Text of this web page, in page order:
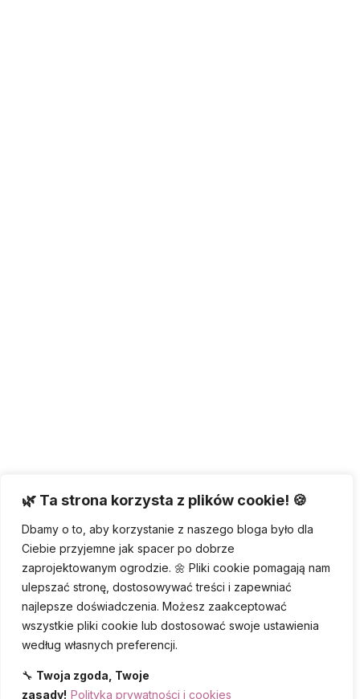
🌿 Ta strona korzysta z plików cookie! 🍪
Dbamy o to, aby korzystanie z naszego bloga było dla
Ciebie przyjemne jak spacer po dobrze
zaprojektowanym ogrodzie. 🌼 Pliki cookie pomagają nam
ulepszać stronę, dostosowywać treści i zapewniać
najlepsze doświadczenia. Możesz zaakceptować
wszystkie pliki cookie lub dostosować swoje ustawienia
według własnych preferencji.
🔧 Twoja zgoda, Twoje
zasady! Polityka prywatności i cookies